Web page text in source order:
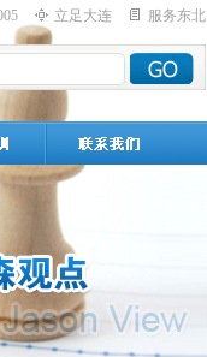
立足大连 服务东北